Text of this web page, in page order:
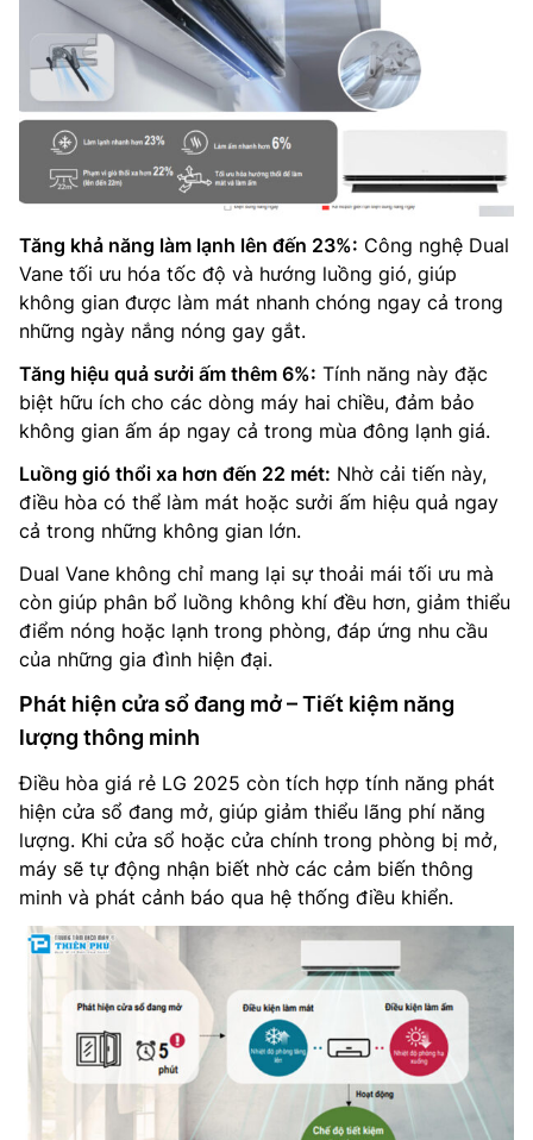
Tăng khả năng làm lạnh lên đến 23%: Công nghệ Dual
Vane tối ưu hóa tốc độ và hướng luồng gió, giúp
không gian được làm mát nhanh chóng ngay cả trong
những ngày nắng nóng gay gắt.
Tăng hiệu quả sưởi ấm thêm 6%: Tính năng này đặc
biệt hữu ích cho các dòng máy hai chiều, đảm bảo
không gian ấm áp ngay cả trong mùa đông lạnh giá.
Luồng gió thổi xa hơn đến 22 mét: Nhờ cải tiến này,
điều hòa có thể làm mát hoặc sưởi ấm hiệu quả ngay
cả trong những không gian lớn.
Dual Vane không chỉ mang lại sự thoải mái tối ưu mà
còn giúp phân bổ luồng không khí đều hơn, giảm thiểu
điểm nóng hoặc lạnh trong phòng, đáp ứng nhu cầu
của những gia đình hiện đại.
Phát hiện cửa sổ đang mở – Tiết kiệm năng
lượng thông minh
Điều hòa giá rẻ LG 2025 còn tích hợp tính năng phát
hiện cửa sổ đang mở, giúp giảm thiểu lãng phí năng
lượng. Khi cửa sổ hoặc cửa chính trong phòng bị mở,
máy sẽ tự động nhận biết nhờ các cảm biến thông
minh và phát cảnh báo qua hệ thống điều khiển.